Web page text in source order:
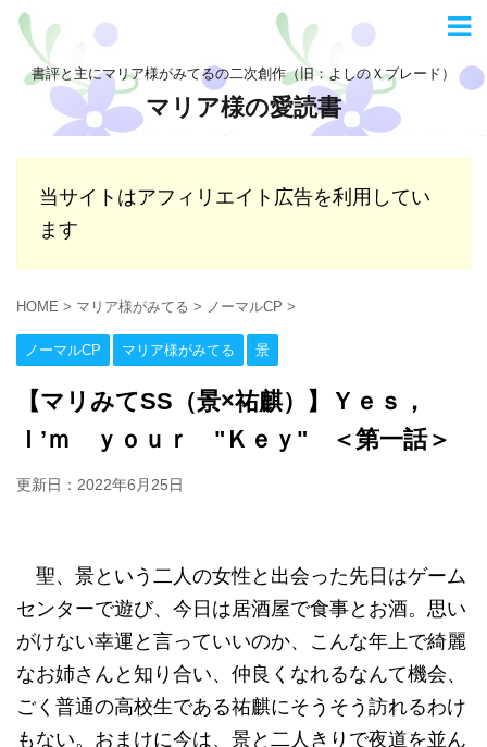
書評と主にマリア様がみてるの二次創作（旧：よしのＸブレード）
マリア様の愛読書
当サイトはアフィリエイト広告を利用してい
ます
HOME > マリア様がみてる > ノーマルCP >
ノーマルCP マリア様がみてる 景
【マリみてSS（景×祐麒）】Ｙｅｓ，
Ｉ’ｍ ｙｏｕｒ "Ｋｅｙ" ＜第一話＞
更新日： 2022年6月25日
聖、景という二人の女性と出会った先日はゲーム
センターで遊び、今日は居酒屋で食事とお酒。思い
がけない幸運と言っていいのか、こんな年上で綺麗
なお姉さんと知り合い、仲良くなれるなんて機会、
ごく普通の高校生である祐麒にそうそう訪れるわけ
もない。おまけに今は、景と二人きりで夜道を並ん